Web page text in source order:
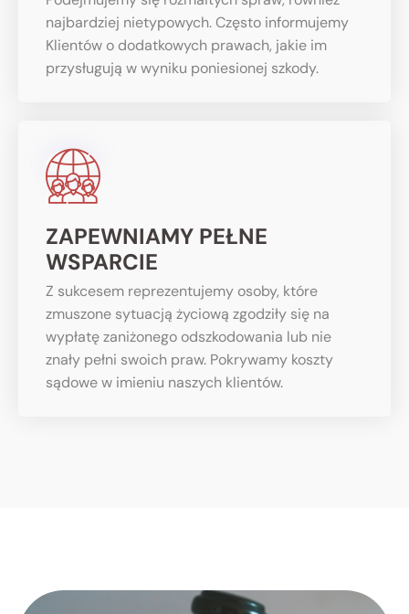
najbardziej nietypowych. Często informujemy
Klientów o dodatkowych prawach, jakie im
przysługują w wyniku poniesionej szkody.
ZAPEWNIAMY PEŁNE
WSPARCIE
Z sukcesem reprezentujemy osoby, które
zmuszone sytuacją życiową zgodziły się na
wypłatę zaniżonego odszkodowania lub nie
znały pełni swoich praw. Pokrywamy koszty
sądowe w imieniu naszych klientów.